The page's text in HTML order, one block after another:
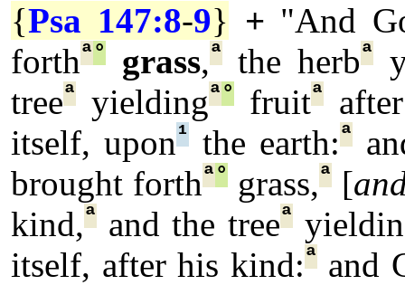
{Psa 147:8-9} + "And
forthª° grass,ªthe herbª
treeª yieldingª°fruitª
itself, upon¹the earth:ª
brought forthª°grass,ª[
kind,ª and the treeª
itself, after his kind:ªand